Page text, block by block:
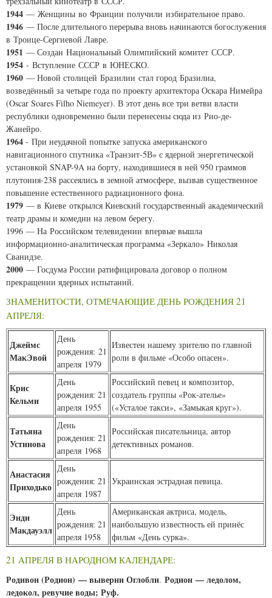
1944 — Женщины во Франции получили избирательное право.
1946 — После длительного перерыва вновь начинаются богослужения
в Троице-Сергиевой Лавре.
1951 — Создан Национальный Олимпийский комитет СССР.
1954 - Вступление СССР в ЮНЕСКО.
1960 — Новой столицей Бразилии стал город Бразилиа,
возведённый за четыре года по проекту архитектора Оскара Нимейра
(Oscar Soares Filho Niemeyer). В этот день все три ветви власти
республики одновременно были перенесены сюда из Рио-де-
Жанейро.
1964 - При неудачной попытке запуска американского
навигационного спутника «Транзит-5В» с ядерной энергетической
установкой SNAP-9A на борту, находившиеся в ней 950 граммов
плутония-238 рассеялись в земной атмосфере, вызвав существенное
повышение естественного радиационного фона.
1979 — в Киеве открылся Киевский государственный академический
театр драмы и комедии на левом берегу.
1996 — На Российском телевидении впервые вышла
информационно-аналитическая программа «Зеркало» Николая
Сванидзе.
2000 — Госдума России ратифицировала договор о полном
прекращении ядерных испытаний.
ЗНАМЕНИТОСТИ, ОТМЕЧАЮЩИЕ ДЕНЬ РОЖДЕНИЯ 21
АПРЕЛЯ:
Джеймс
МакЭвой
День
рождения: 21
апреля 1979
Известен нашему зрителю по главной
роли в фильме «Особо опасен».
Крис
Кельми
День
рождения: 21
апреля 1955
Российский певец и композитор,
создатель группы «Рок-ателье»
(«Усталое такси», «Замыкая круг»).
Татьяна
Устинова
День
рождения: 21
апреля 1968
Российская писательница, автор
детективных романов.
Анастасия
Приходько
День
рождения: 21
апреля 1987
Украинская эстрадная певица.
Энди
Макдауэлл
День
рождения: 21
апреля 1958
Американская актриса, модель,
наибольшую известность ей принёс
фильм «День сурка».
21 АПРЕЛЯ В НАРОДНОМ КАЛЕНДАРЕ:
Родивон (Родион) — выверни Оглобли. Родион — ледолом,
ледокол, ревучие воды; Руф.